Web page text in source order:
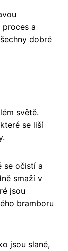
a
dobré
světě.
se liší
se očistí a
smaží v
jsou
bramboru
jsou slané,